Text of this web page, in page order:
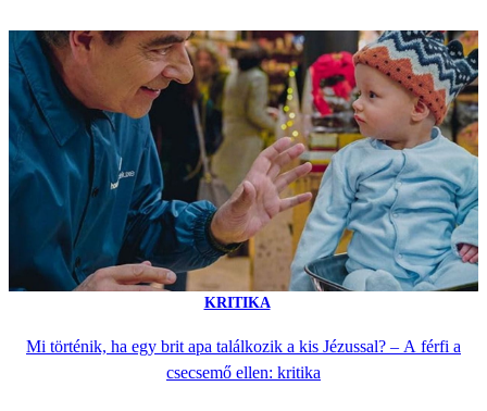
KRITIKA
Mi történik, ha egy brit apa találkozik a kis Jézussal? – A férfi a
csecsemő ellen: kritika